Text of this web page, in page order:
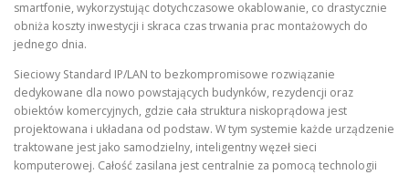
smartfonie, wykorzystując dotychczasowe okablowanie, co drastycznie
obniża koszty inwestycji i skraca czas trwania prac montażowych do
jednego dnia.
Sieciowy Standard IP/LAN to bezkompromisowe rozwiązanie
dedykowane dla nowo powstających budynków, rezydencji oraz
obiektów komercyjnych, gdzie cała struktura niskoprądowa jest
projektowana i układana od podstaw. W tym systemie każde urządzenie
traktowane jest jako samodzielny, inteligentny węzeł sieci
komputerowej. Całość zasilana jest centralnie za pomocą technologii